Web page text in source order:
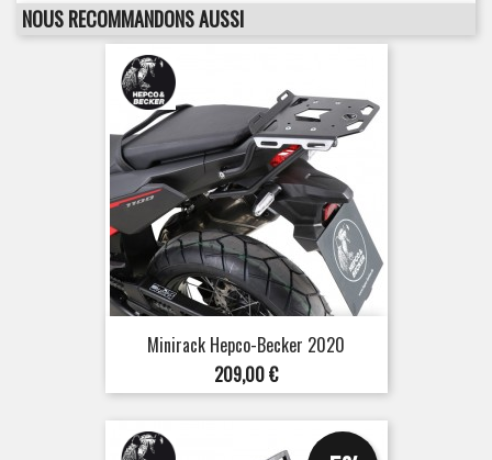
NOUS RECOMMANDONS AUSSI
Minirack Hepco-Becker 2020
Prix
209,00 €